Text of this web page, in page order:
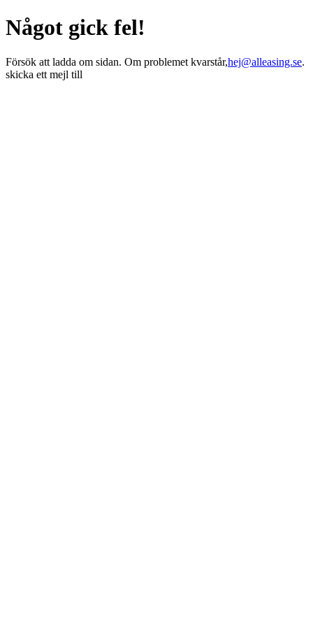
Något gick fel!
Försök att ladda om sidan. Om problemet kvarstår,hej@alleasing.se.
skicka ett mejl till